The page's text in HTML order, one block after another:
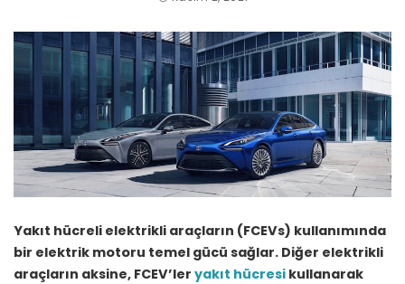
Yakıt hücreli elektrikli araçların (FCEVs) kullanımında
bir elektrik motoru temel gücü sağlar. Diğer elektrikli
araçların aksine, FCEV’ler yakıt hücresi kullanarak